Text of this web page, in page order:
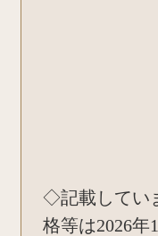
◇記載してい
格等は2026年